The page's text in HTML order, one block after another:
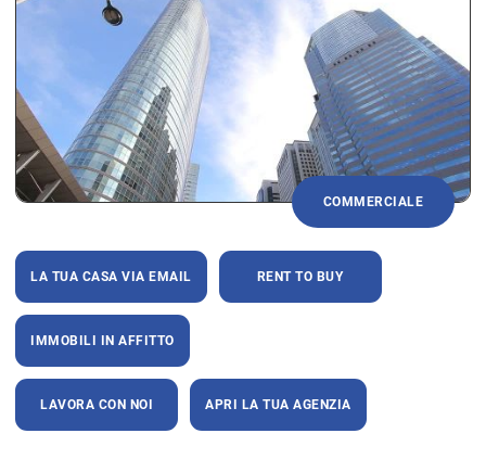
COMMERCIALE
LA TUA CASA VIA EMAIL RENT TO BUY
IMMOBILI IN AFFITTO
LAVORA CON NOI APRI LA TUA AGENZIA